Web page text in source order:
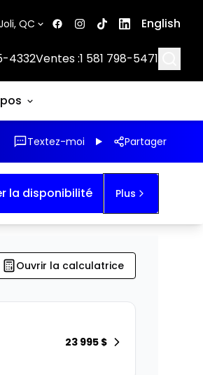
QC English
4332Ventes :1 581 798-5471
Textez-moi Partager
la disponibilité Plus
Ouvrir la calculatrice
23 995 $